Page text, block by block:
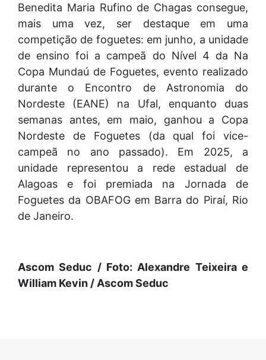
Benedita Maria Rufino de Chagas consegue,
mais uma vez, ser destaque em uma
competição de foguetes: em junho, a unidade
de ensino foi a campeã do Nível 4 da Na
Copa Mundaú de Foguetes, evento realizado
durante o Encontro de Astronomia do
Nordeste (EANE) na Ufal, enquanto duas
semanas antes, em maio, ganhou a Copa
Nordeste de Foguetes (da qual foi vice-
campeã no ano passado). Em 2025, a
unidade representou a rede estadual de
Alagoas e foi premiada na Jornada de
Foguetes da OBAFOG em Barra do Piraí, Rio
de Janeiro.
Ascom Seduc / Foto: Alexandre Teixeira e
William Kevin / Ascom Seduc